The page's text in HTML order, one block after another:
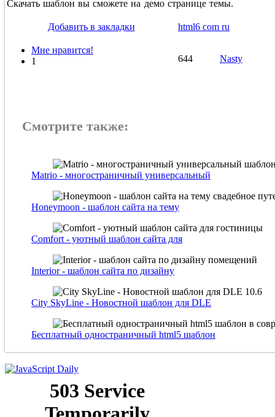
Скачать шаблон вы сможете на демо странице темы.
Добавить в закладки html6 com ru
Мне нравится!
1
644 Nasty
Смотрите также:
Matrio - многостраничный универсальный
Honeymoon - шаблон сайта на тему
Comfort - уютный шаблон сайта для
Interior - шаблон сайта по дизайну
City SkyLine - Новостной шаблон для DLE
Бесплатный одностраничный html5 шаблон